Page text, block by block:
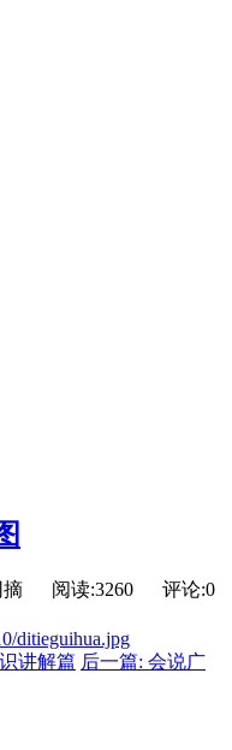
摘 阅读:3260
评论:0
ditieguihua.jpg
讲解篇 后一篇: 会说广